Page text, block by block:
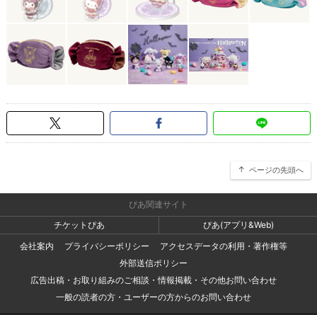
ページの先頭へ
ぴあ関連サイト
チケットぴあ
ぴあ(アプリ&Web)
会社案内
プライバシーポリシー
アクセスデータの利用・著作権等
外部送信ポリシー
広告出稿・お取り組みのご相談・情報掲載・その他お問い合わせ
一般の読者の方・ユーザーの方からのお問い合わせ